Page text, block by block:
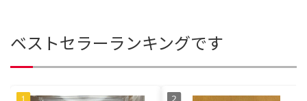
ベストセラーランキングです